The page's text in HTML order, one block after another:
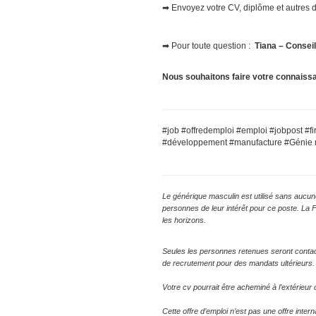
➡ Envoyez votre CV, diplôme et autres
➡ Pour toute question : Tiana –
Nous souhaitons faire votre
#job #offredemploi #emploi #jobpost
#développement #manufacture #Génie
Le générique masculin est utilisé sans
personnes de leur intérêt pour ce poste. La
les horizons.
Seules les personnes retenues seront
de recrutement pour des mandats ultérieurs.
Votre cv pourrait être acheminé à l’extérieur
Cette offre d’emploi n’est pas une offre